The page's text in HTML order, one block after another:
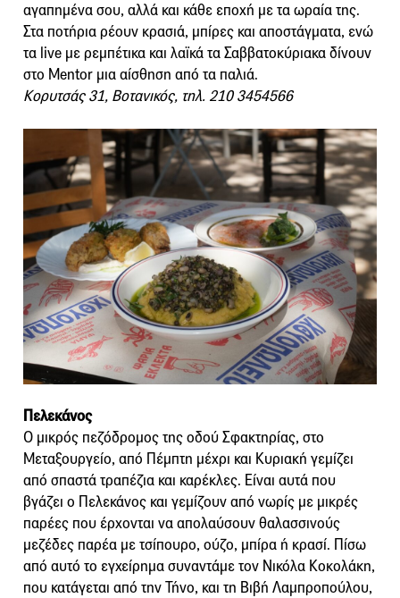
αγαπημένα σου, αλλά και κάθε εποχή με τα ωραία της.
Στα ποτήρια ρέουν κρασιά, μπίρες και αποστάγματα, ενώ
τα live με ρεμπέτικα και λαϊκά τα Σαββατοκύριακα δίνουν
στο Mentor μια αίσθηση από τα παλιά.
Κορυτσάς 31, Βοτανικός, τηλ. 210 3454566
Πελεκάνος
Ο μικρός πεζόδρομος της οδού Σφακτηρίας, στο
Μεταξουργείο, από Πέμπτη μέχρι και Κυριακή γεμίζει
από σπαστά τραπέζια και καρέκλες. Είναι αυτά που
βγάζει ο Πελεκάνος και γεμίζουν από νωρίς με μικρές
παρέες που έρχονται να απολαύσουν θαλασσινούς
μεζέδες παρέα με τσίπουρο, ούζο, μπίρα ή κρασί. Πίσω
από αυτό το εγχείρημα συναντάμε τον Νικόλα Κοκολάκη,
που κατάγεται από την Τήνο, και τη Βιβή Λαμπροπούλου,